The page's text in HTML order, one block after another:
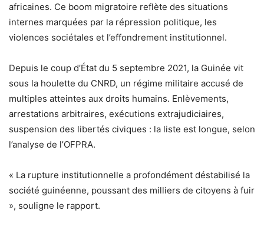
africaines. Ce boom migratoire reflète des situations
internes marquées par la répression politique, les
violences sociétales et l’effondrement institutionnel.
Depuis le coup d’État du 5 septembre 2021, la Guinée vit
sous la houlette du CNRD, un régime militaire accusé de
multiples atteintes aux droits humains. Enlèvements,
arrestations arbitraires, exécutions extrajudiciaires,
suspension des libertés civiques : la liste est longue, selon
l’analyse de l’OFPRA.
« La rupture institutionnelle a profondément déstabilisé la
société guinéenne, poussant des milliers de citoyens à fuir
», souligne le rapport.